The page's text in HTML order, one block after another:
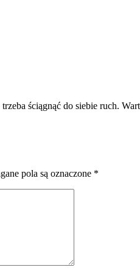
ściągnąć do siebie ruch.
pola są oznaczone *